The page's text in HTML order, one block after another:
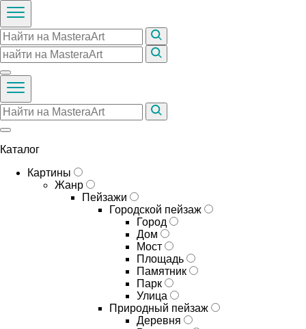
Каталог
Картины
Жанр
Пейзажи
Городской пейзаж
Город
Дом
Мост
Площадь
Памятник
Парк
Улица
Природный пейзаж
Деревня